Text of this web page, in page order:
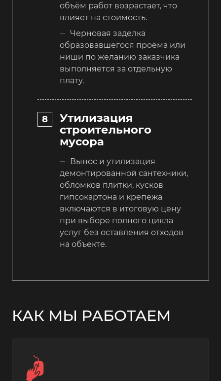
объём работ возрастает, что
влияет на стоимость.
Черновая заделка
образовавшегося проёма или
ниши по желанию заказчика
выполняется за отдельную
плату.
Утилизация
строительного
мусора
Вынос и утилизация
демонтированной сантехники,
обломков плитки, кусков
гипсокартона и крепежа
включаются в итоговую цену
при выборе полного цикла
услуг без оставления отходов
на объекте.
КАК МЫ РАБОТАЕМ